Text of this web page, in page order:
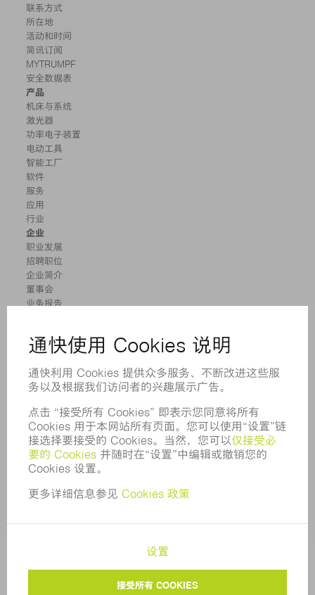
联系方式
所在地
活动和时间
简讯订阅
MYTRUMPF
安全数据表
产品
机床与系统
激光器
功率电子装置
电动工具
智能工厂
软件
服务
应用
行业
企业
职业发展
招聘职位
企业简介
董事会
业务报告
举报系统
新闻稿
杂志
环境和气候
社会和公共事务
企业管理
数据保护
通快通用采购条款及条件
COOKIE 设置 隐私设置